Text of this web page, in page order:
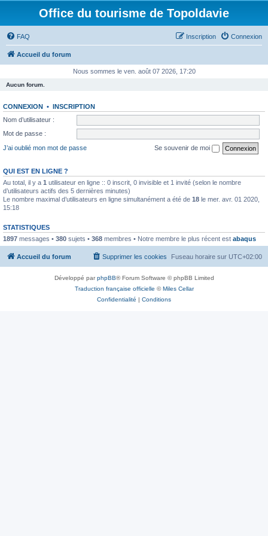
Office du tourisme de Topoldavie
FAQ Connexion
Inscription
Accueil du forum
Nous sommes le ven. août 07 2026, 17:20
Aucun forum.
CONNEXION • INSCRIPTION
Nom d’utilisateur :
Mot de passe :
J’ai oublié mon mot de passe
Se souvenir de moi
QUI EST EN LIGNE ?
Au total, il y a 1 utilisateur en ligne :: 0 inscrit, 0 invisible et 1 invité (selon le nombre
d’utilisateurs actifs des 5 dernières minutes)
Le nombre maximal d’utilisateurs en ligne simultanément a été de 18 le mer. avr. 01 2020,
15:18
STATISTIQUES
1897 messages • 380 sujets • 368 membres • Notre membre le plus récent est abaqus
Accueil du forum Fuseau horaire sur UTC+02:00
Supprimer les cookies
Développé parphpBB® Forum Software © phpBB Limited
Traduction française officielle ©Miles Cellar
Confidentialité | Conditions